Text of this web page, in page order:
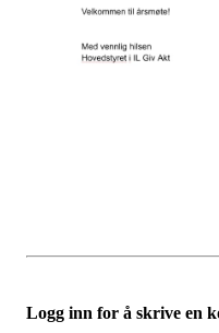
Logg inn for å skrive en